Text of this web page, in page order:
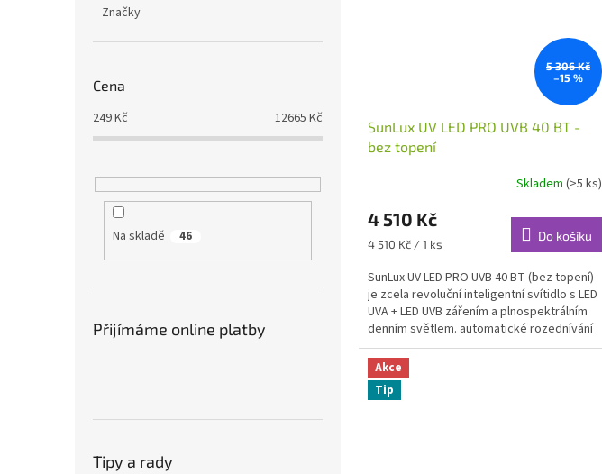
Značky
Cena
249Kč 12665 Kč
Na skladě 46
Přijímáme online platby
Tipy a rady
5 306 Kč
–15 %
SunLux UV LED PRO UVB 40 BT -
bez topení
Skladem (>5 ks)
4 510 Kč
Měrná
4 510 Kč / 1 ks
Do košíku
SunLux UV LED PRO UVB 40 BT (bez topení)
je zcela revoluční inteligentní svítidlo s LED
UVA + LED UVB zářením a plnospektrálním
denním světlem. automatické rozednívání
a...
Akce
Tip